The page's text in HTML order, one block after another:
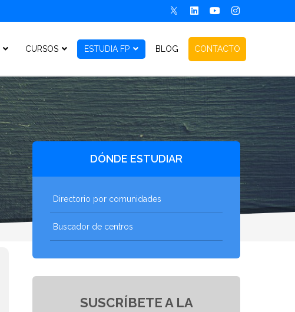
CURSOS ESTUDIA FP BLOG CONTACTO
DÓNDE ESTUDIAR
Directorio por comunidades
Buscador de centros
SUSCRÍBETE A LA